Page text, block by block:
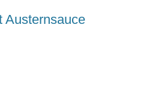
Austernsauce